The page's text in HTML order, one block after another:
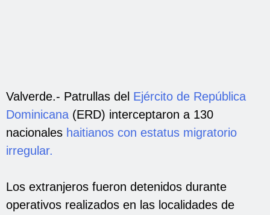
Valverde.- Patrullas del Ejército de República
Dominicana (ERD) interceptaron a 130
nacionales haitianos con estatus migratorio
irregular.
Los extranjeros fueron detenidos durante
operativos realizados en las localidades de